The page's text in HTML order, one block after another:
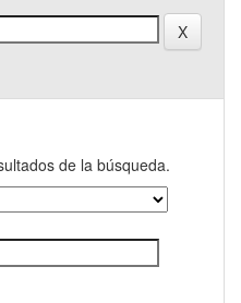
de la búsqueda.